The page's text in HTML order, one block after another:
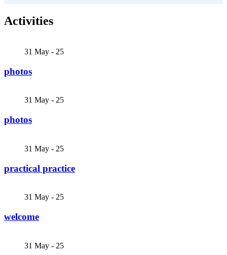
Activities
31 May - 25
photos
31 May - 25
photos
31 May - 25
practical practice
31 May - 25
welcome
31 May - 25